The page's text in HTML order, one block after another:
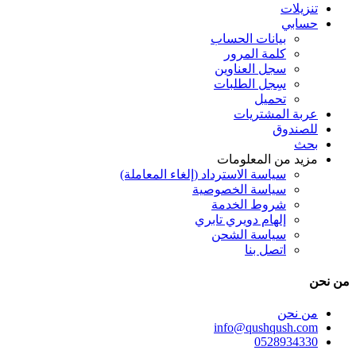
تنزيلات
حسابي
بيانات الحساب
كلمة المرور
سجل العناوين
سِجل الطلبات
تحميل
عربة المشتريات
للصندوق
بحث
مزيد من المعلومات
سياسة الاسترداد (إلغاء المعاملة)
سياسة الخصوصية
شروط الخدمة
إلهام دويري تابري
سياسة الشحن
اتصل بنا
ﻣﻦ ﻧﺤﻦ
ﻣﻦ ﻧﺤﻦ
info@qushqush.com
0528934330